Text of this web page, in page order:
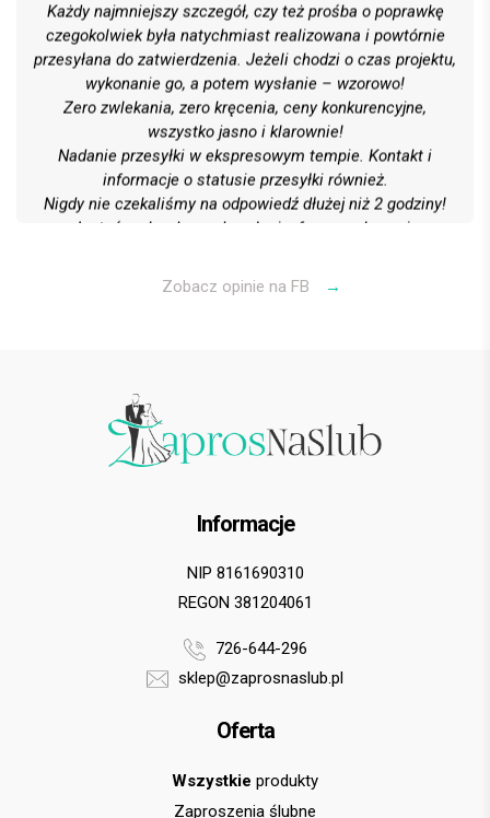
Każdy najmniejszy szczegół, czy też prośba o poprawkę
czegokolwiek była natychmiast realizowana i powtórnie
przesyłana do zatwierdzenia. Jeżeli chodzi o czas projektu,
wykonanie go, a potem wysłanie – wzorowo!
Zero zwlekania, zero kręcenia, ceny konkurencyjne,
wszystko jasno i klarownie!
Nadanie przesyłki w ekspresowym tempie. Kontakt i
informacje o statusie przesyłki również.
Nigdy nie czekaliśmy na odpowiedź dłużej niż 2 godziny!
Jesteśmy bardzo zadowoleni z formy wykonania
Polecamy gorąco! 6 gwiazdek na 5 możliwych
Zobacz opinie na FB →
Informacje
NIP 8161690310
REGON 381204061
726-644-296
sklep@zaprosnaslub.pl
Oferta
Wszystkie produkty
Zaproszenia ślubne